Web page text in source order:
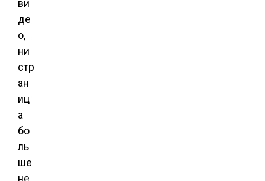
ви
де
о,
ни
стр
ан
иц
а
бо
ль
ше
не